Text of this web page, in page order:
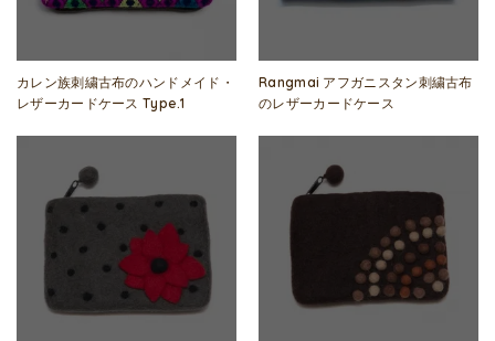
カレン族刺繍古布のハンドメイド・
レザーカードケース Type.1
Rangmai アフガニスタン刺繍古布
のレザーカードケース